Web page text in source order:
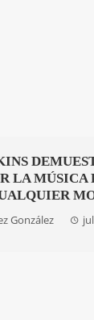
LA MÚSICA
González